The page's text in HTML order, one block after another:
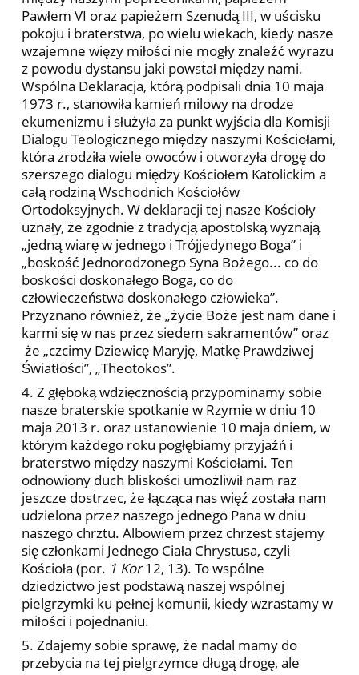
Pawłem VI oraz papieżem Szenudą III, w uścisku
pokoju i braterstwa, po wielu wiekach, kiedy nasze
wzajemne więzy miłości nie mogły znaleźć wyrazu
z powodu dystansu jaki powstał między nami.
Wspólna Deklaracja, którą podpisali dnia 10 maja
1973 r., stanowiła kamień milowy na drodze
ekumenizmu i służyła za punkt wyjścia dla Komisji
Dialogu Teologicznego między naszymi Kościołami,
która zrodziła wiele owoców i otworzyła drogę do
szerszego dialogu między Kościołem Katolickim a
całą rodziną Wschodnich Kościołów
Ortodoksyjnych. W deklaracji tej nasze Kościoły
uznały, że zgodnie z tradycją apostolską wyznają
„jedną wiarę w jednego i Trójjedynego Boga” i
„boskość Jednorodzonego Syna Bożego... co do
boskości doskonałego Boga, co do
człowieczeństwa doskonałego człowieka”.
Przyznano również, że „życie Boże jest nam dane i
karmi się w nas przez siedem sakramentów” oraz
że „czcimy Dziewicę Maryję, Matkę Prawdziwej
Światłości”, „Theotokos”.
4. Z głęboką wdzięcznością przypominamy sobie
nasze braterskie spotkanie w Rzymie w dniu 10
maja 2013 r. oraz ustanowienie 10 maja dniem, w
którym każdego roku pogłębiamy przyjaźń i
braterstwo między naszymi Kościołami. Ten
odnowiony duch bliskości umożliwił nam raz
jeszcze dostrzec, że łącząca nas więź została nam
udzielona przez naszego jednego Pana w dniu
naszego chrztu. Albowiem przez chrzest stajemy
się członkami Jednego Ciała Chrystusa, czyli
Kościoła (por. 1 Kor12, 13). To wspólne
dziedzictwo jest podstawą naszej wspólnej
pielgrzymki ku pełnej komunii, kiedy wzrastamy w
miłości i pojednaniu.
5. Zdajemy sobie sprawę, że nadal mamy do
przebycia na tej pielgrzymce długą drogę, ale